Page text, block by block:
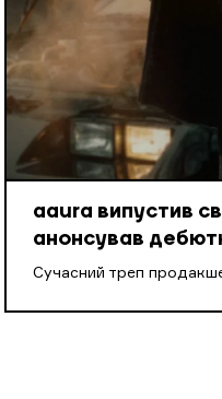
aaura випустив
анонсував
Cучасний треп